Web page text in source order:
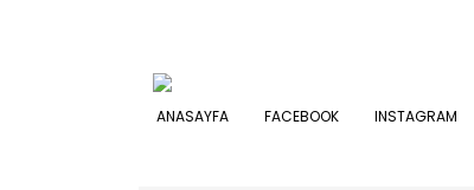
ANASAYFA FACEBOOK INSTAGRAM